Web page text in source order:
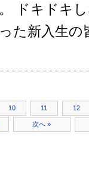
ドキドキ
た新入生
10 11 12
次へ »